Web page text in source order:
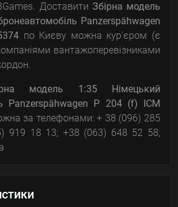
Доставити Збірна модель
Panzerspähwagen
по Києву можна кур'єром (є
вантажоперевізниками
модель 1:35 Німецький
Panzerspähwagen P 204 (f) ICM
за телефонами: + 38 (096) 285
919 18 13; +38 (063) 648 52 58;